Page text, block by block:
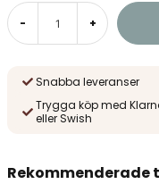
- +
Snabba leveranser
Trygga köp med
eller Swish
Rekommenderade